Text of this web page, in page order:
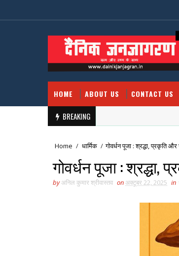
HOME ABOUT US CONTACT US
BREAKING
Home / धार्मिक / गोवर्धन पूजा : श्रद्धा, प्रकृति और
गोवर्धन पूजा : श्रद्धा,
byअनिल कुमार श्रीवास्तव onअक्टूबर 22, 2025 in